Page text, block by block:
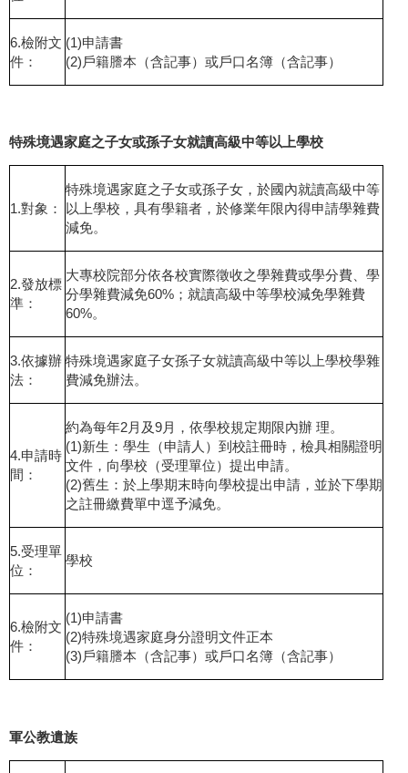
6.檢附文
件：
(1)申請書
(2)戶籍謄本（含記事）或戶口名簿（含記事）
特殊境遇家庭之子女或孫子女就讀高級中等以上學校
1.對象：
特殊境遇家庭之子女或孫子女，於國內就讀高級中等
以上學校，具有學籍者，於修業年限內得申請學雜費
減免。
2.發放標
準：
大專校院部分依各校實際徵收之學雜費或學分費、學
分學雜費減免60%；就讀高級中等學校減免學雜費
60%。
3.依據辦
法：
特殊境遇家庭子女孫子女就讀高級中等以上學校學雜
費減免辦法。
4.申請時
間：
約為每年2月及9月，依學校規定期限內辦 理。
(1)新生：學生（申請人）到校註冊時，檢具相關證明
文件，向學校（受理單位）提出申請。
(2)舊生：於上學期末時向學校提出申請，並於下學期
之註冊繳費單中逕予減免。
5.受理單
位：
學校
6.檢附文
件：
(1)申請書
(2)特殊境遇家庭身分證明文件正本
(3)戶籍謄本（含記事）或戶口名簿（含記事）
軍公教遺族